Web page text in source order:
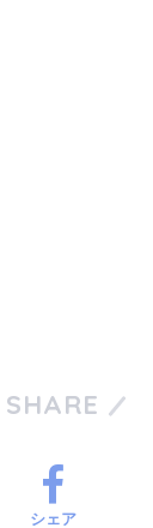
SHARE
シェア